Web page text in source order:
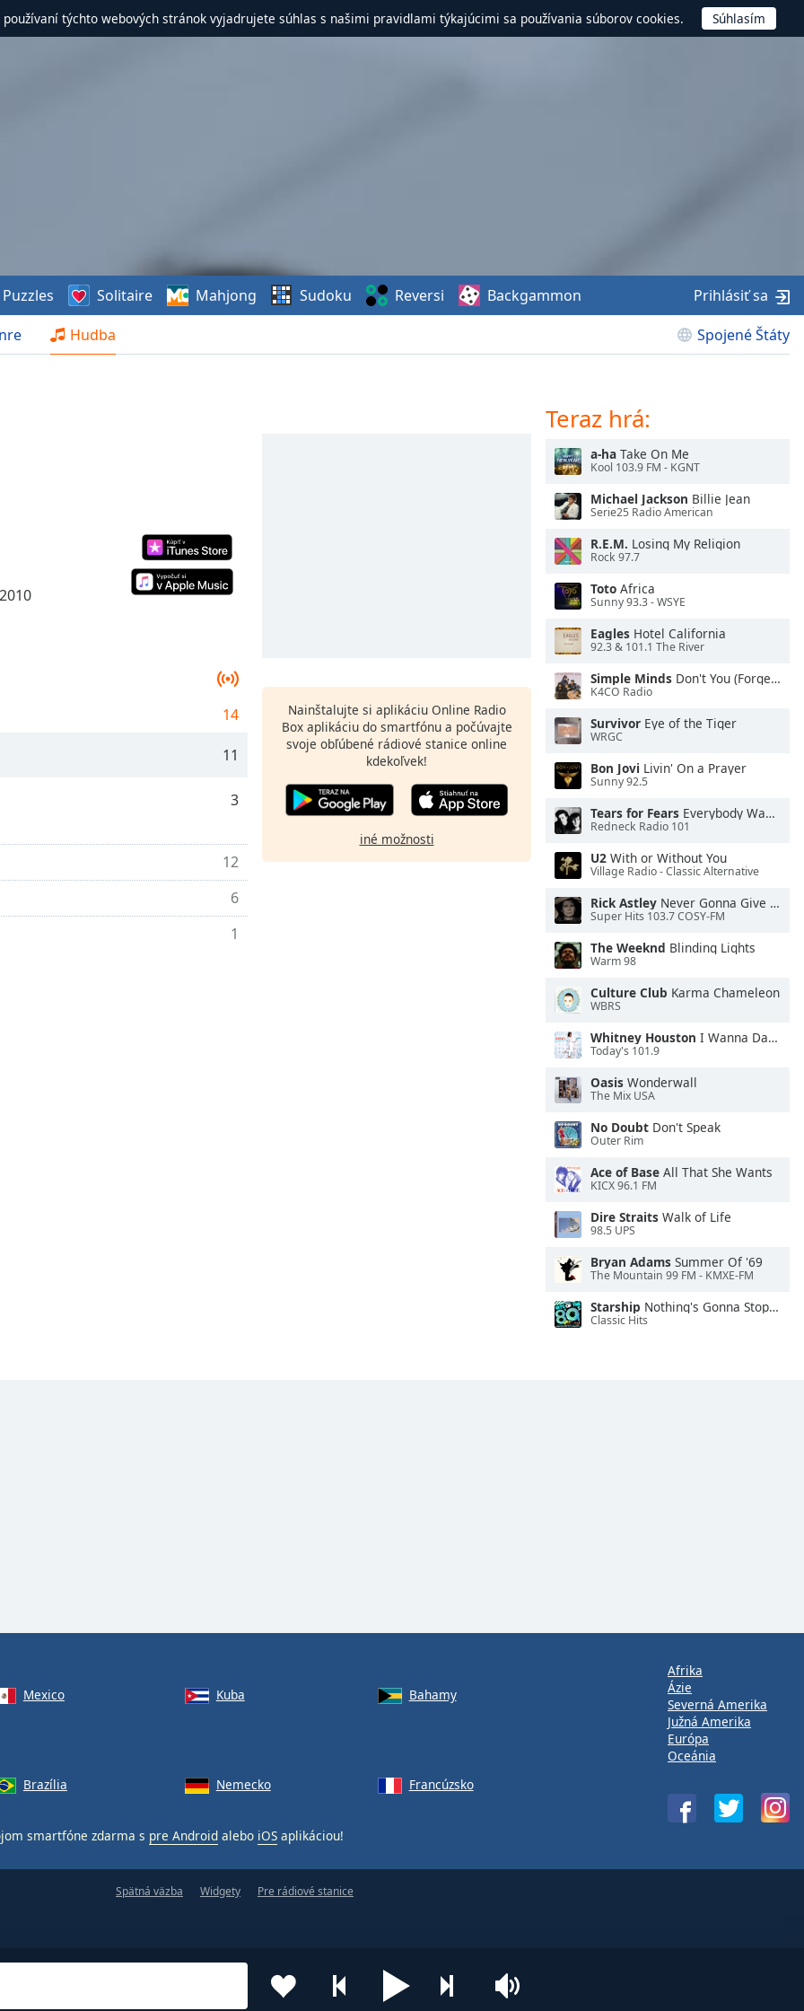
používaní týchto webových stránok vyjadrujete súhlas s našimi pravidlami týkajúcimi sa používania súborov cookies.
Hudba Spojené Štáty
Puzzles Solitaire Mahjong Sudoku Reversi Backgammon Prihlásiť sa
14
11
3
12
6
1
Nainštalujte si aplikáciu Online Radio
Box aplikáciu do smartfónu a počúvajte
svoje obľúbené rádiové stanice online
kdekoľvek!
iné možnosti
Teraz hrá:
a-ha Take On Me
Kool 103.9 FM - KGNT
Michael Jackson Billie Jean
Serie25 Radio American
R.E.M. Losing My Religion
Rock 97.7
Toto Africa
Sunny 93.3 - WSYE
Eagles Hotel California
92.3 & 101.1 The River
Simple Minds Don't You (Forget About Me)
K4CO Radio
Survivor Eye of the Tiger
WRGC
Bon Jovi Livin' On a Prayer
Sunny 92.5
Tears for Fears Everybody Wants To Rule the World
Redneck Radio 101
U2 With or Without You
Village Radio - Classic Alternative
Rick Astley Never Gonna Give You Up
Super Hits 103.7 COSY-FM
The Weeknd Blinding Lights
Warm 98
Culture Club Karma Chameleon
WBRS
Whitney Houston I Wanna Dance With Somebody
Today's 101.9
Oasis Wonderwall
The Mix USA
No Doubt Don't Speak
Outer Rim
Ace of Base All That She Wants
KICX 96.1 FM
Dire Straits Walk of Life
98.5 UPS
Bryan Adams Summer Of '69
The Mountain 99 FM - KMXE-FM
Starship Nothing's Gonna Stop Us Now
Classic Hits
Mexico Kuba
Bahamy
Brazília Nemecko Francúzsko
smartfóne zdarma s pre Android alebo iOS aplikáciou!
Afrika
Ázie
Severná Amerika
Južná Amerika
Európa
Oceánia
Spätná väzba Widgety Pre rádiové stanice